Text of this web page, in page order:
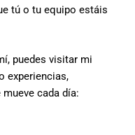
tú o tu equipo estáis
puedes visitar mi
experiencias,
cada día: